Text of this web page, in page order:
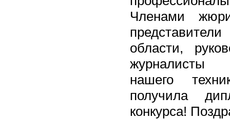
Членами
области,
журналисты
нашего
получила
конкурса!